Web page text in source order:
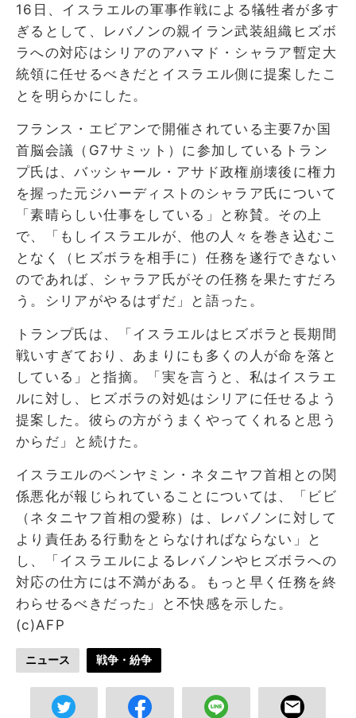
16日、イスラエルの軍事作戦による犠牲者が多す
ぎるとして、レバノンの親イラン武装組織ヒズボ
ラへの対応はシリアのアハマド・シャラア暫定大
統領に任せるべきだとイスラエル側に提案したこ
とを明らかにした。
フランス・エビアンで開催されている主要7か国
首脳会議（G7サミット）に参加しているトラン
プ氏は、バッシャール・アサド政権崩壊後に権力
を握った元ジハーディストのシャラア氏について
「素晴らしい仕事をしている」と称賛。その上
で、「もしイスラエルが、他の人々を巻き込むこ
となく（ヒズボラを相手に）任務を遂行できない
のであれば、シャラア氏がその任務を果たすだろ
う。シリアがやるはずだ」と語った。
トランプ氏は、「イスラエルはヒズボラと長期間
戦いすぎており、あまりにも多くの人が命を落と
している」と指摘。「実を言うと、私はイスラエ
ルに対し、ヒズボラの対処はシリアに任せるよう
提案した。彼らの方がうまくやってくれると思う
からだ」と続けた。
イスラエルのベンヤミン・ネタニヤフ首相との関
係悪化が報じられていることについては、「ビビ
（ネタニヤフ首相の愛称）は、レバノンに対して
より責任ある行動をとらなければならない」と
し、「イスラエルによるレバノンやヒズボラへの
対応の仕方には不満がある。もっと早く任務を終
わらせるべきだった」と不快感を示した。
(c)AFP
ニュース 戦争・紛争